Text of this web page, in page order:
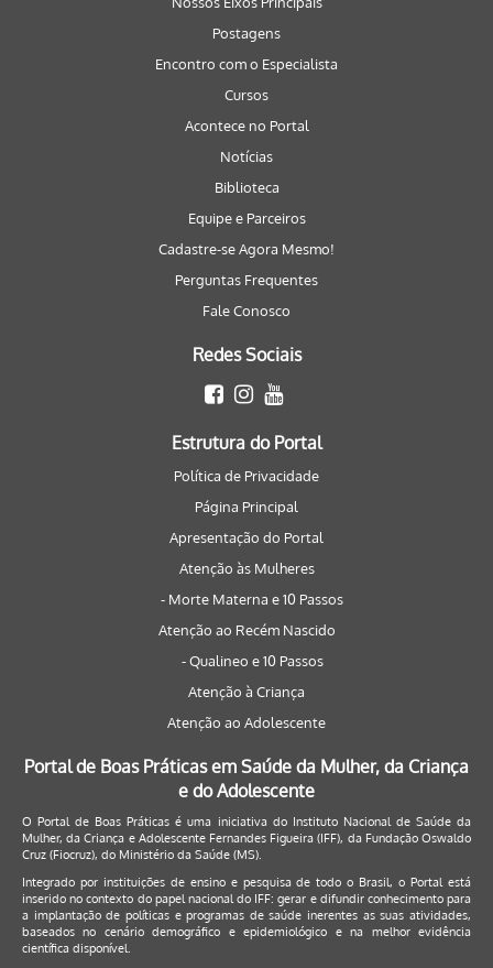
Postagens
Encontro com o Especialista
Cursos
Acontece no Portal
Notícias
Biblioteca
Equipe e Parceiros
Cadastre-se Agora Mesmo!
Perguntas Frequentes
Fale Conosco
Redes Sociais
Estrutura do Portal
Política de Privacidade
Página Principal
Apresentação do Portal
Atenção às Mulheres
- Morte Materna e 10 Passos
Atenção ao Recém Nascido
- Qualineo e 10 Passos
Atenção à Criança
Atenção ao Adolescente
Portal de Boas Práticas em Saúde da Mulher, da Criança
e do Adolescente
O Portal de Boas Práticas é uma iniciativa do Instituto Nacional de Saúde da
Mulher, da Criança e Adolescente Fernandes Figueira (IFF), da Fundação Oswaldo
Cruz (Fiocruz), do Ministério da Saúde (MS).
Integrado por instituições de ensino e pesquisa de todo o Brasil, o Portal está
inserido no contexto do papel nacional do IFF: gerar e difundir conhecimento para
a implantação de políticas e programas de saúde inerentes as suas atividades,
baseados no cenário demográfico e epidemiológico e na melhor evidência
científica disponível.